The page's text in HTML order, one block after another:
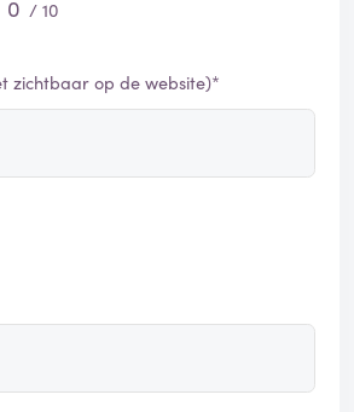
0 / 10
zichtbaar op de website)*